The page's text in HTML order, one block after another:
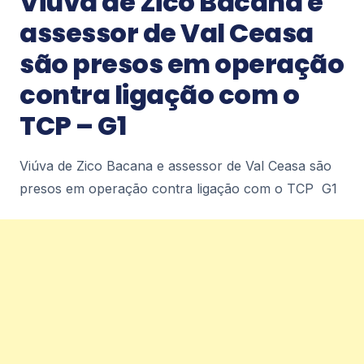
Petrópolis Diário de Petrópolis
2
Notícias
Últimos dias para adesão ao Regularize
– Diário de Petrópolis
Últimos dias para adesão ao Regularize Diário de
2
Notícias
assessor de Val Ceasa
são presos em operação
contra ligação com o
TCP – G1
Viúva de Zico Bacana e assessor de Val Ceasa são
presos em operação contra ligação com o TCP G1